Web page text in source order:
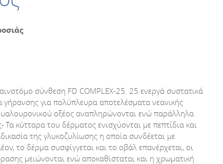
σύνθεση FD COMPLEX-25. 25 ενεργά συστατικά
γήρανσης για πολύπλευρα αποτελέσματα νεανικής
οξέος αναπληρώνονται ενώ παράλληλα
.Τα κύτταρα του δέρματος ενισχύονται με πεπτίδια και
της γλυκοζυλίωσης η οποία συνδέεται με
το δέρμα συσφίγγεται και το οβάλ επανέρχεται, οι
μειώνονται ενώ αποκαθίσταται και η χρωματική